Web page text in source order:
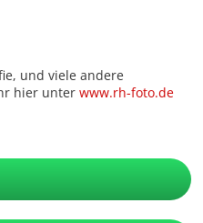
und viele andere
hier unter www.rh-foto.de